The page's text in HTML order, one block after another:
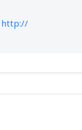
http://